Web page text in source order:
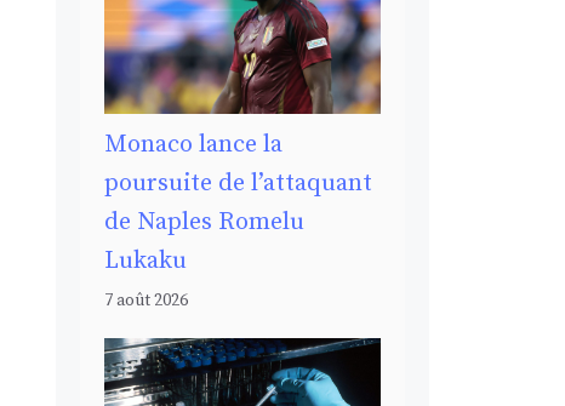
Monaco lance la
poursuite de l’attaquant
de Naples Romelu
Lukaku
7 août 2026